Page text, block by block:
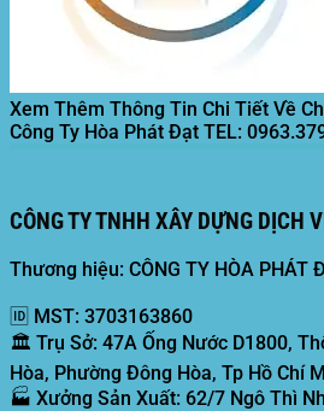
Xem Thêm Thông Tin Chi Tiết Về
Công Ty Hòa Phát Đạt TEL:
CÔNG TY TNHH XÂY DỰNG DỊCH
Thương hiệu: CÔNG TY HÒA PHÁT
🆔 MST: 3703163860
🏛️ Trụ Sở: 47A Ống Nước D1800,
Hòa, Phường Đông Hòa, Tp Hồ Chí
🏭 Xưởng Sản Xuất: 62/7 Ngô Thì